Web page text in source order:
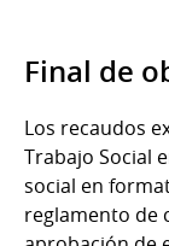
Final de
Los recaudos
Trabajo Social
social en
reglamento de